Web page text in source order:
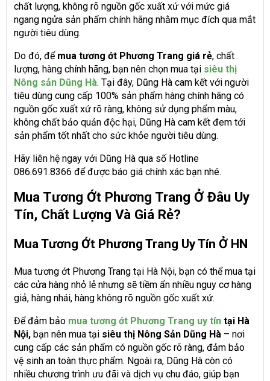
chất lượng, không rõ nguồn gốc xuất xứ với mức giá
ngang ngửa sản phẩm chính hãng nhằm mục đích qua mắt
người tiêu dùng.
Do đó, để mua tương ớt Phương Trang giá rẻ, chất
lượng, hàng chính hãng, bạn nên chọn mua tại siêu thị
Nông sản Dũng Hà. Tại đây, Dũng Hà cam kết với người
tiêu dùng cung cấp 100% sản phẩm hàng chính hãng có
nguồn gốc xuất xứ rõ ràng, không sử dụng phẩm màu,
không chất bảo quản độc hại, Dũng Hà cam kết đem tới
sản phẩm tốt nhất cho sức khỏe người tiêu dùng.
Hãy liên hệ ngay với Dũng Hà qua số Hotline
086.691.8366 để được báo giá chính xác bạn nhé.
Mua Tương Ớt Phương Trang Ở Đâu Uy
Tín, Chất Lượng Và Giá Rẻ?
Mua Tương Ớt Phương Trang Uy Tín Ở HN
Mua tương ớt Phương Trang tại Hà Nội, bạn có thể mua tại
các cửa hàng nhỏ lẻ nhưng sẽ tiềm ẩn nhiều nguy cơ hàng
giả, hàng nhái, hàng không rõ nguồn gốc xuất xứ.
Để đảm bảo mua tương ớt Phương Trang uy tín tại Hà
Nội, bạn nên mua tại siêu thị Nông Sản Dũng Hà – nơi
cung cấp các sản phẩm có nguồn gốc rõ ràng, đảm bảo
vệ sinh an toàn thực phẩm. Ngoài ra, Dũng Hà còn có
nhiều chương trình ưu đãi và dịch vụ chu đáo, giúp bạn